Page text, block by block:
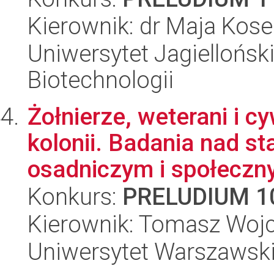
Kierownik: dr Maja
Uniwersytet
Biotechnologii
Żołnierze, weterani i
kolonii. Badania nad
osadniczym i
Konkurs: PRELUDIUM
Kierownik: Tomasz
Uniwersytet